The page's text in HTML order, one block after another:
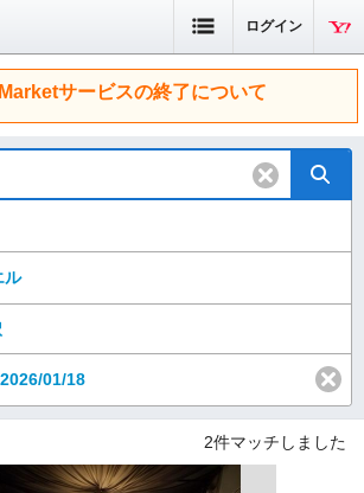
ログイン
サービスの終了について
ル
2026/01/18
2件マッチしました